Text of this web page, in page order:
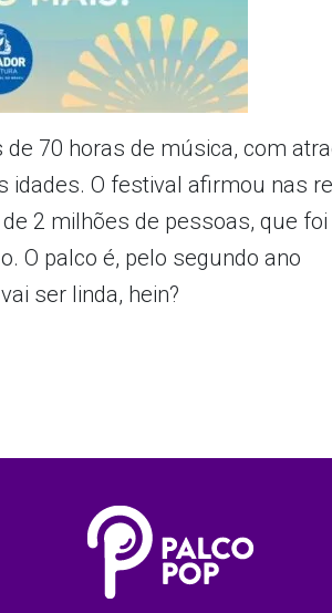
70 horas de música, com
idades. O festival afirmou nas
2 milhões de pessoas, que foi
O palco é, pelo segundo ano
ser linda, hein?